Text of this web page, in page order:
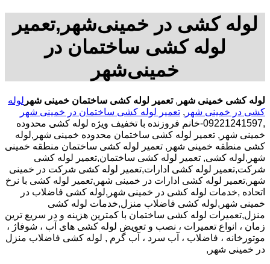
لوله کشی در خمینی‌شهر,تعمیر
لوله کشی ساختمان در
خمینی‌شهر
لوله کشی خمینی شهر ,تعمیر لوله کشی ساختمان خمینی شهر لوله
کشی در خمینی شهر , تعمیر لوله کشی ساختمان در خمینی شهر
,09221241597-خانم فروزنده با تخفیف ویژه لوله کشی محدوده
خمینی شهر, تعمیر لوله کشی ساختمان محدوده خمینی شهر,لوله
کشی منطقه خمینی شهر, تعمیر لوله کشی ساختمان منطقه خمینی
شهر,لوله کشی, تعمیر لوله کشی ساختمان,تعمیر لوله کشی
شرکت,تعمیر لوله کشی ادارات,تعمیر لوله کشی شرکت در خمینی
شهر,تعمیر لوله کشی ادارات در خمینی شهر,تعمیر لوله کشی با نرخ
اتحاده ,خدمات لوله کشی در خمینی شهر,لوله کشی فاضلاب در
خمینی شهر,لوله کشی فاضلاب منزل,خدمات لوله کشی
منزل,تعمیرات لوله کشی ساختمان با کمترین هزینه و در سریع ترین
زمان ، انواع تعمیرات ، نصب و تعویض لوله کشی های آب ، شوفاژ ،
موتورخانه ، فاضلاب ، آب سرد ، آب گرم , لوله کشی فاضلاب منزل
در خمینی شهر,